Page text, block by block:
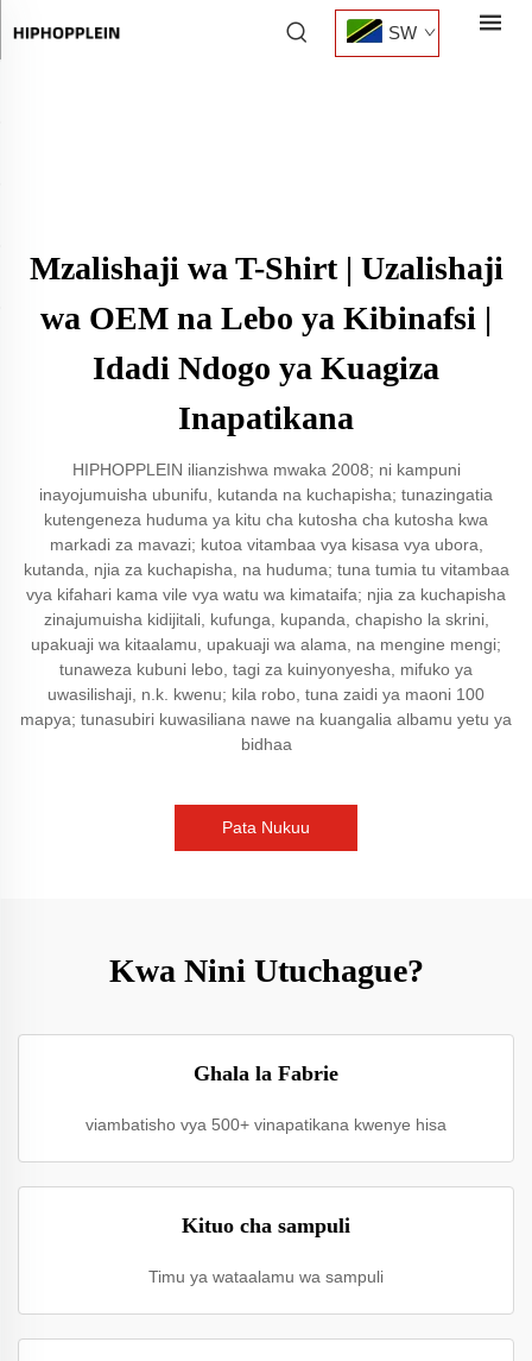
SW
Mzalishaji wa T-Shirt | Uzalishaji
wa OEM na Lebo ya Kibinafsi |
Idadi Ndogo ya Kuagiza
Inapatikana
HIPHOPPLEIN ilianzishwa mwaka 2008; ni kampuni
inayojumuisha ubunifu, kutanda na kuchapisha; tunazingatia
kutengeneza huduma ya kitu cha kutosha cha kutosha kwa
markadi za mavazi; kutoa vitambaa vya kisasa vya ubora,
kutanda, njia za kuchapisha, na huduma; tuna tumia tu vitambaa
vya kifahari kama vile vya watu wa kimataifa; njia za kuchapisha
zinajumuisha kidijitali, kufunga, kupanda, chapisho la skrini,
upakuaji wa kitaalamu, upakuaji wa alama, na mengine mengi;
tunaweza kubuni lebo, tagi za kuinyonyesha, mifuko ya
uwasilishaji, n.k. kwenu; kila robo, tuna zaidi ya maoni 100
mapya; tunasubiri kuwasiliana nawe na kuangalia albamu yetu ya
bidhaa
Pata Nukuu
Kwa Nini Utuchague?
Ghala la Fabrie
viambatisho vya 500+ vinapatikana kwenye hisa
Kituo cha sampuli
Timu ya wataalamu wa sampuli